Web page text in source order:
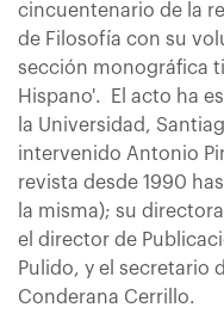
cincuentenario de la
de Filosofía con su
sección monográfica
Hispano'. El acto ha
la Universidad,
intervenido Antonio
revista desde 1990
la misma); su
el director de
Pulido, y el secretario
Conderana Cerrillo.